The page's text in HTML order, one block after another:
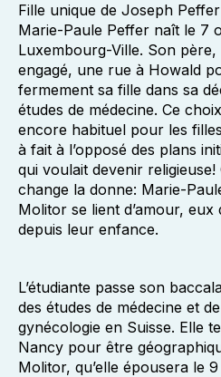
Fille unique de Joseph
Marie-Paule Peffer naît le 7
Luxembourg-Ville. Son
engagé, une rue à Howald
fermement sa fille dans sa
études de médecine. Ce
encore habituel pour les
à fait à l’opposé des plans
qui voulait devenir religieuse!
change la donne: Marie-
Molitor se lient d’amour, eux
depuis leur enfance.
L’étudiante passe son
des études de médecine et
gynécologie en Suisse. Elle
Nancy pour être
Molitor, qu’elle épousera le